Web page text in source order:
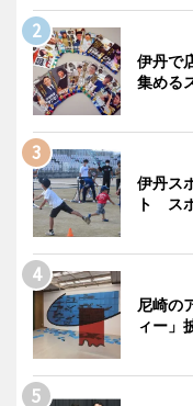
伊丹で
集める
伊丹ス
ト ス
尼崎の
ィー」